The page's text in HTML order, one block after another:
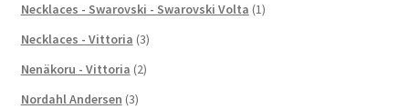
Necklaces - Swarovski - Swarovski Volta (1)
Necklaces - Vittoria (3)
Nenäkoru - Vittoria (2)
Nordahl Andersen (3)